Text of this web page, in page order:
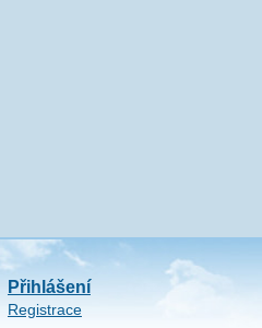
Přihlášení
Registrace